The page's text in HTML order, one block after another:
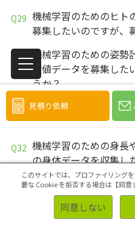
機械学習のためのヒト
募集したいのですが、
機械学習のための姿
数値データを募集した
うか？
機械学習のためのヒト
集したいのですが、募
機械学習のための身長
の身体データを収集し
ょうか？
機械学習のための脳波
を収集したいのですが
見積り依頼
このサイトでは、プロファイリング
要な Cookie を拒否する場合は【同意
同意しない